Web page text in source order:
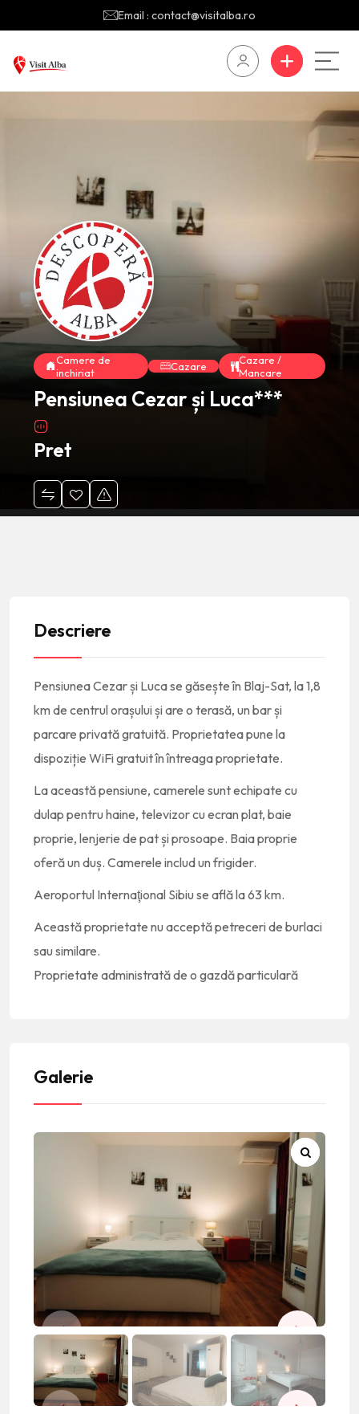
Email : contact@visitalba.ro
Camere de
inchiriat
Cazare
Cazare /
Mancare
Pensiunea Cezar și Luca***
Pret
Descriere
Pensiunea Cezar și Luca se găsește în Blaj-Sat, la 1,8
km de centrul orașului și are o terasă, un bar și
parcare privată gratuită. Proprietatea pune la
dispoziție WiFi gratuit în întreaga proprietate.
La această pensiune, camerele sunt echipate cu
dulap pentru haine, televizor cu ecran plat, baie
proprie, lenjerie de pat și prosoape. Baia proprie
oferă un duș. Camerele includ un frigider.
Aeroportul Internaţional Sibiu se află la 63 km.
Această proprietate nu acceptă petreceri de burlaci
sau similare.
Proprietate administrată de o gazdă particulară
Galerie